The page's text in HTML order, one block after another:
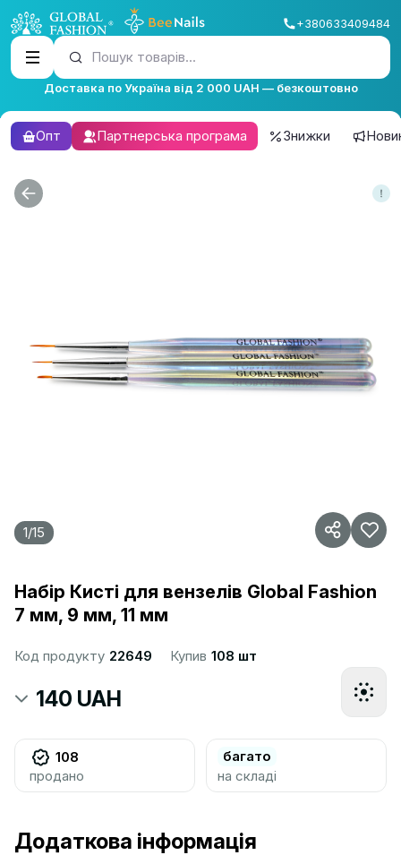
+380633409484
Пошук товарів...
Доставка по Україна від 2 000 UAH — безкоштовно
Опт Партнерська програма Знижки
1/15
Набір Кисті для вензелів Global Fashion
7 мм, 9 мм, 11 мм
Код продукту 22649 Купив 108 шт
140 UAH
108
продано
багато
на складі
Додаткова інформація